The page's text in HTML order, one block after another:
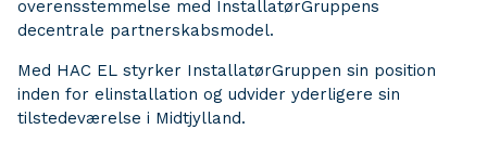
overensstemmelse med InstallatørGruppens
decentrale partnerskabsmodel.
Med HAC EL styrker InstallatørGruppen sin position
inden for elinstallation og udvider yderligere sin
tilstedeværelse i Midtjylland.